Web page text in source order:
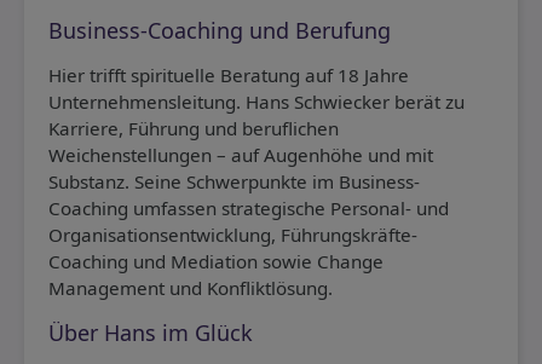
Business-Coaching und Berufung
Hier trifft spirituelle Beratung auf 18 Jahre
Unternehmensleitung. Hans Schwiecker berät zu
Karriere, Führung und beruflichen
Weichenstellungen – auf Augenhöhe und mit
Substanz. Seine Schwerpunkte im Business-
Coaching umfassen strategische Personal- und
Organisationsentwicklung, Führungskräfte-
Coaching und Mediation sowie Change
Management und Konfliktlösung.
Über Hans im Glück